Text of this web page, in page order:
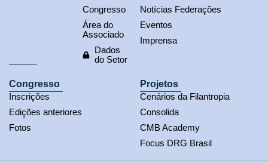
Congresso
Área do
Associado
Dados
do Setor
Notícias Federações
Eventos
Imprensa
Congresso
Inscrições
Edições anteriores
Fotos
Projetos
Cenários da Filantropia
Consolida
CMB Academy
Focus DRG Brasil